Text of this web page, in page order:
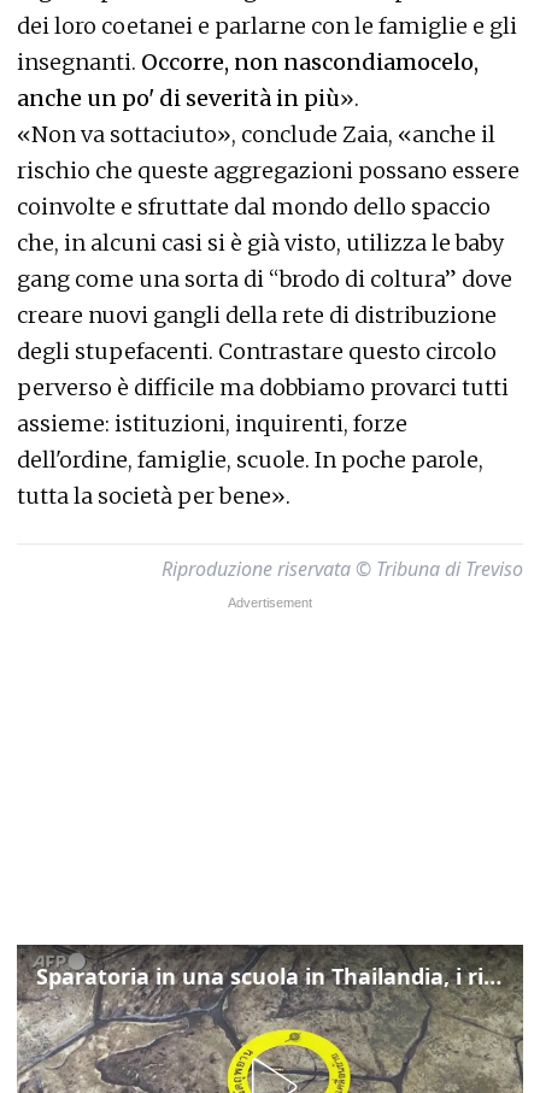
dei loro coetanei e parlarne con le famiglie e gli
insegnanti. Occorre, non nascondiamocelo,
anche un po' di severità in più».
«Non va sottaciuto», conclude Zaia, «anche il
rischio che queste aggregazioni possano essere
coinvolte e sfruttate dal mondo dello spaccio
che, in alcuni casi si è già visto, utilizza le baby
gang come una sorta di “brodo di coltura” dove
creare nuovi gangli della rete di distribuzione
degli stupefacenti. Contrastare questo circolo
perverso è difficile ma dobbiamo provarci tutti
assieme: istituzioni, inquirenti, forze
dell'ordine, famiglie, scuole. In poche parole,
tutta la società per bene».
Riproduzione riservata © Tribuna di Treviso
Sparatoria in una scuola in Thailandia, i rilievi della polizia